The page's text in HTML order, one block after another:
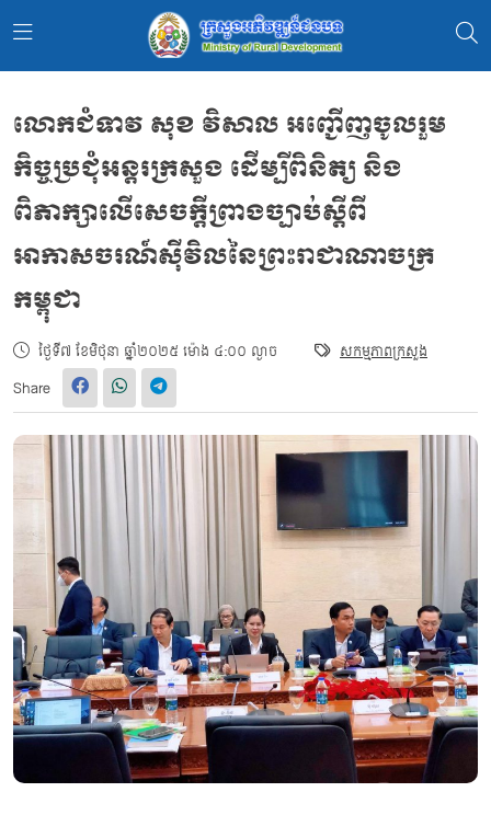
លោកជំទាវ សុខ វិសាល អញ្ជើញចូលរួម
កិច្ចប្រជុំអន្តរក្រសួង ដើម្បីពិនិត្យ និង
ពិភាក្សាលើសេចក្តីព្រាងច្បាប់ស្តីពី
អាកាសចរណ៍ស៊ីវិលនៃព្រះរាជាណាចក្រ
កម្ពុជា
ថ្ងៃទី៧ ខែមិថុនា ឆ្នាំ២០២៥ ម៉ោង ៤:០០ ល្ងាច សកម្មភាពក្រសួង
Share